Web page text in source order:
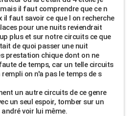
il faut comprendre que ce n
il faut savoir ce que l on recherche
pour une nuits reviendrait
plus et sur notre circuits ce que
de quoi passer une nuit
prestation chique dont on ne
de temps, car un telle circuits
on n'a pas le temps de s
un autre circuits de ce genre
un seul espoir, tomber sur un
voir lui même.